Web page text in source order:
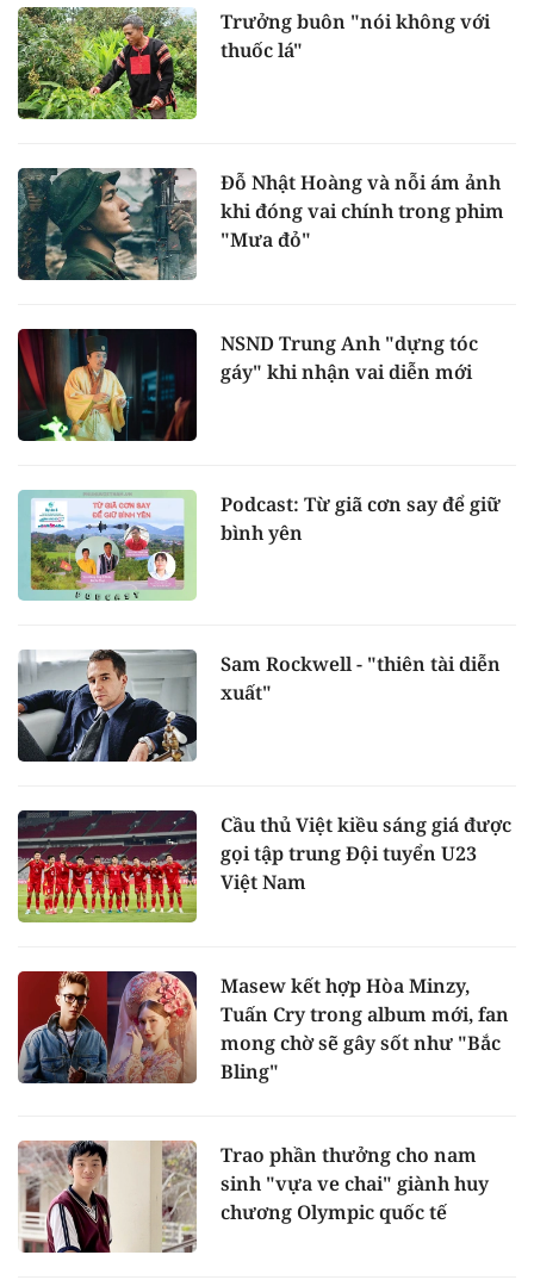
Trưởng buôn "nói không với
thuốc lá"
Đỗ Nhật Hoàng và nỗi ám ảnh
khi đóng vai chính trong phim
"Mưa đỏ"
NSND Trung Anh "dựng tóc
gáy" khi nhận vai diễn mới
Podcast: Từ giã cơn say để giữ
bình yên
Sam Rockwell - "thiên tài diễn
xuất"
Cầu thủ Việt kiều sáng giá được
gọi tập trung Đội tuyển U23
Việt Nam
Masew kết hợp Hòa Minzy,
Tuấn Cry trong album mới, fan
mong chờ sẽ gây sốt như "Bắc
Bling"
Trao phần thưởng cho nam
sinh "vựa ve chai" giành huy
chương Olympic quốc tế